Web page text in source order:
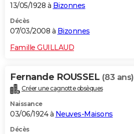
13/05/1928 à Bizonnes
Décès
07/03/2008 à Bizonnes
Famille GUILLAUD
Fernande ROUSSEL (83 ans)
Créer une cagnotte obsèques
Naissance
03/06/1924 à Neuves-Maisons
Décès